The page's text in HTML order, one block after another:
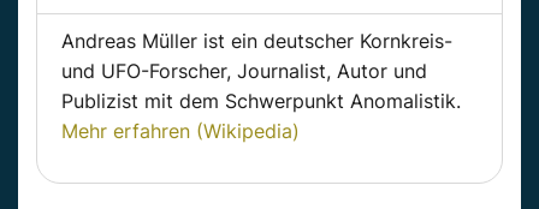
Andreas Müller ist ein deutscher Kornkreis-
und UFO-Forscher, Journalist, Autor und
Publizist mit dem Schwerpunkt Anomalistik.
Mehr erfahren (Wikipedia)